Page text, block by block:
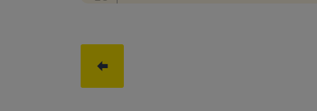
// сохраняет
* Get error
* Get error